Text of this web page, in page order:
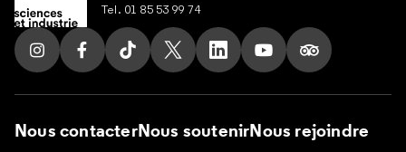
Tel. 01 85 53 99 74
Suivez nous sur Instagram
Suivez nous sur Facebook
Suivez nous sur Tik Tok
Suivez nous sur X
Suivez nous sur LinkedIn
Suivez nous sur
Suivez nous
Nous contacterNous soutenirNous rejoindre